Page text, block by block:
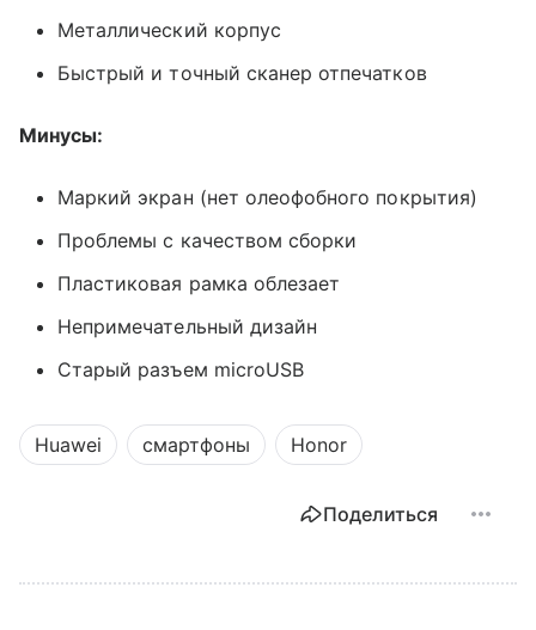
Металлический корпус
Быстрый и точный сканер отпечатков
Минусы:
Маркий экран (нет олеофобного покрытия)
Проблемы с качеством сборки
Пластиковая рамка облезает
Непримечательный дизайн
Старый разъем microUSB
Huawei смартфоны Honor
Поделиться